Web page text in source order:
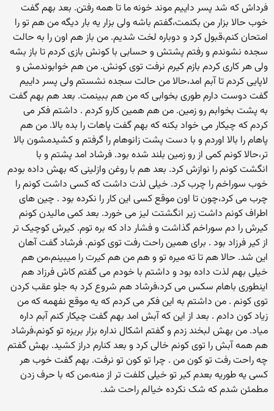
فرداش که شد پسر داییم موند خونه ما تا همه رفتن. بعد بهم گفت
خوب حالا بزار من بکنمت،گفتم باشه ولی بزار یه بار دیگه من هم تو را
امتحان کنم،قبول کرد و دوباره لخت شدیم. من باز هم اون را به حالت
سجده نشوندم و رفتم پشتش و حسابی با کونش بازی کردم تا باز بشه
ولی هر کاری کردم بازم کیرم نرفت توی کونش. من هم خوابوندمش و
لاپایی کردم تا آبم امد،حالا من حالت سجده نشستم ولی پسر داییم
گفت دوست دارم طوری بخوابی که من هم ببینمت. بعد هم بهم گفت
به پشت بخوابم رو زمین. من هم همین کارو کردم . داشتم فکر می
کردم که چیکار می خواد بکنه که بهم گفت پاهات را بده بالا. من هم
پاهام را بالا اوردم و با دست پشت زانوهام را گرفتم و کشیدمشون بالا
تر،حالا کونم کمی از رو زمین بلند شده بود. فرشاد امد پشتم و با
انگشت کونم را نوازش کرد. بعد هم با روغن وازلینی که بهش داده بودم
خوب سوراخم را چرب کرد. خیلی لذت داشت که کسی داشت کونم را
چرب می کرد،چون تا اون موقع کسی این کار را نکرده بود . چین های
اطراف کونم داشت زیر انگشتت لیز می خورد. بعد کمی مالیدن کونم
کیرش را دم سوراخم گذاشت و فشار داد که بره توم. کیرش کوچیک تر
از کیر فرزاد بود . برای همین راحت رفت توی کونم. فرشاد گفت آهان
این شد. حالا هم تا ته میره تو و هم من هم کیرت را میبینم،من هم
خیلی بهم لذت داده بود و داشتم با خودم می گفتم کاش فرزاد هم
اینطوری باهام سکس می کرد،فرشاد هم شروع کرد به جلو عقب کردن
توی کونم . من داشتم به این فکر می کردم که یه موقع نفهمه که من
زیاد کون دادم . بعد از این که آبش امد بهم گفت چیکار کنم آبم داره
میاد. من بهش لبخند زدم و گفتم اشکال نداره بزار بریزه تو کونم،فرشاد
هم همه آبش را توی کونم خالی کرد و بعد کنارم دراز کشید. بهش گفتم
چه راحت رفت تو کون من . چرا تو کون تو نرفت. بهم گفت خوب هر
کسی یه طوریه بعدم کیر تو خیلی کلفت تر از منه،من که با حرف زدن
مطمئن شدم که شک نکرده خیالم راحت شد.